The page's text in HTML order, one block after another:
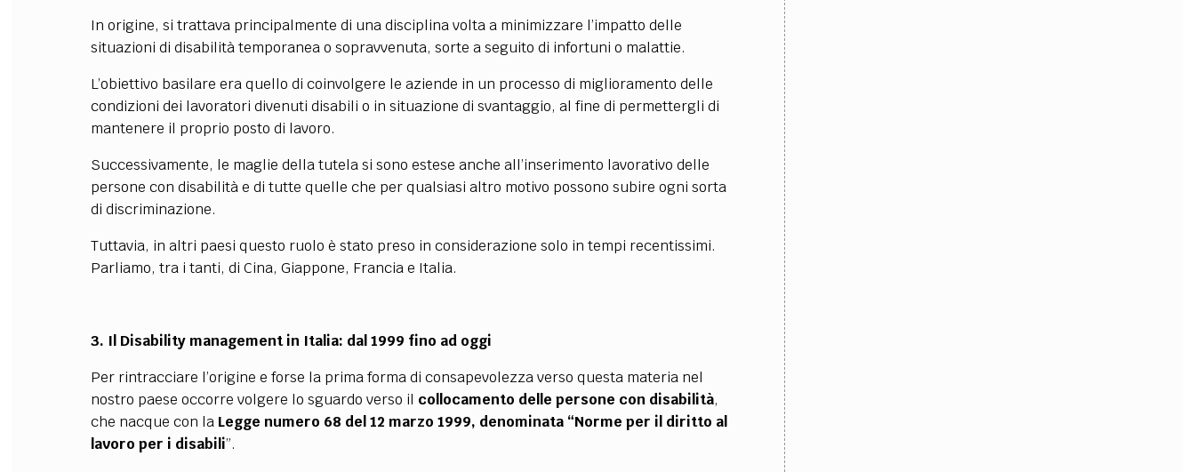
In origine, si trattava principalmente di una disciplina volta a minimizzare l’impatto delle
situazioni di disabilità temporanea o sopravvenuta, sorte a seguito di infortuni o malattie.
L’obiettivo basilare era quello di coinvolgere le aziende in un processo di miglioramento delle
condizioni dei lavoratori divenuti disabili o in situazione di svantaggio, al fine di permettergli di
mantenere il proprio posto di lavoro.
Successivamente, le maglie della tutela si sono estese anche all’inserimento lavorativo delle
persone con disabilità e di tutte quelle che per qualsiasi altro motivo possono subire ogni sorta
di discriminazione.
Tuttavia, in altri paesi questo ruolo è stato preso in considerazione solo in tempi recentissimi.
Parliamo, tra i tanti, di Cina, Giappone, Francia e Italia.
3. Il Disability management in Italia: dal 1999 fino ad oggi
Per rintracciare l’origine e forse la prima forma di consapevolezza verso questa materia nel
nostro paese occorre volgere lo sguardo verso il collocamento delle persone con disabilità,
che nacque con la Legge numero 68 del 12 marzo 1999, denominata “Norme per il diritto al
lavoro per i disabili”.